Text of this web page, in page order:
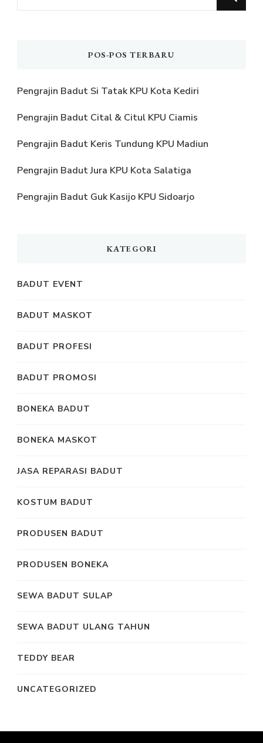
Sesuatu?
POS-POS TERBARU
Pengrajin Badut Si Tatak KPU Kota Kediri
Pengrajin Badut Cital & Citul KPU Ciamis
Pengrajin Badut Keris Tundung KPU Madiun
Pengrajin Badut Jura KPU Kota Salatiga
Pengrajin Badut Guk Kasijo KPU Sidoarjo
KATEGORI
BADUT EVENT
BADUT MASKOT
BADUT PROFESI
BADUT PROMOSI
BONEKA BADUT
BONEKA MASKOT
JASA REPARASI BADUT
KOSTUM BADUT
PRODUSEN BADUT
PRODUSEN BONEKA
SEWA BADUT SULAP
SEWA BADUT ULANG TAHUN
TEDDY BEAR
UNCATEGORIZED